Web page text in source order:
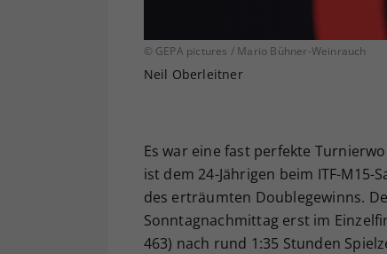
© GEPA pictures / Mario Bühner-Weinrauch
Neil Oberleitner
Es war eine fast perfekte
ist dem 24-Jährigen beim ITF-
des erträumten Doublegewinns.
Sonntagnachmittag erst im
463) nach rund 1:35 Stunden